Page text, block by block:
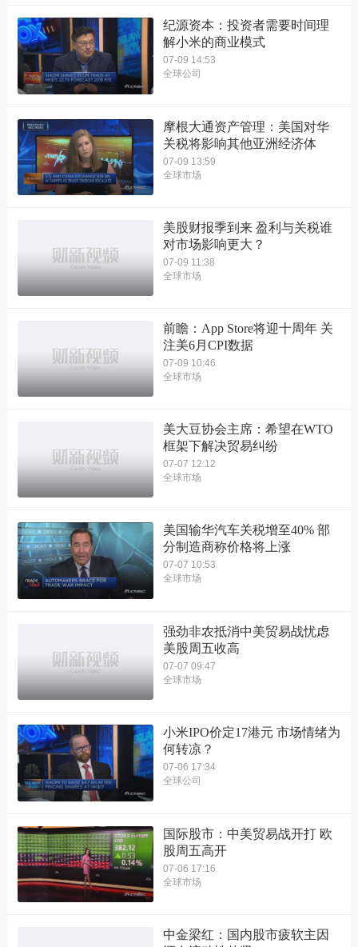
纪源资本：投资者需要时间理
解小米的商业模式
07-09 14:53
全球公司
摩根大通资产管理：美国对华
关税将影响其他亚洲经济体
07-09 13:59
全球市场
美股财报季到来 盈利与关税谁
对市场影响更大？
07-09 11:38
全球市场
前瞻：App Store将迎十周年 关
注美6月CPI数据
07-09 10:46
全球市场
美大豆协会主席：希望在WTO
框架下解决贸易纠纷
07-07 12:12
全球市场
美国输华汽车关税增至40% 部
分制造商称价格将上涨
07-07 10:53
全球市场
强劲非农抵消中美贸易战忧虑
美股周五收高
07-07 09:47
全球市场
小米IPO价定17港元 市场情绪为
何转凉？
07-06 17:34
全球公司
国际股市：中美贸易战开打 欧
股周五高开
07-06 17:16
全球市场
中金梁红：国内股市疲软主因